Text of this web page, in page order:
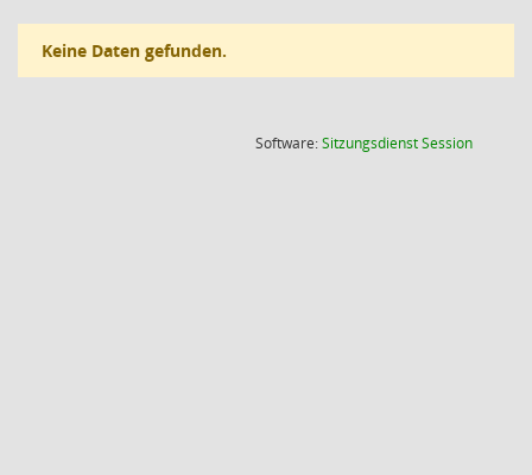
Keine Daten gefunden.
Software:SitzungsdienstSession(Wird in